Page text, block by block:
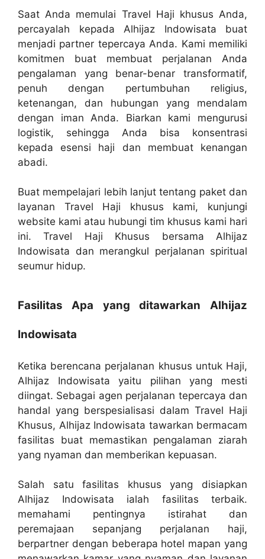
Saat Anda memulai Travel Haji khusus Anda,
percayalah kepada Alhijaz Indowisata buat
menjadi partner tepercaya Anda. Kami memiliki
komitmen buat membuat perjalanan Anda
pengalaman yang benar-benar transformatif,
penuh dengan pertumbuhan religius,
ketenangan, dan hubungan yang mendalam
dengan iman Anda. Biarkan kami mengurusi
logistik, sehingga Anda bisa konsentrasi
kepada esensi haji dan membuat kenangan
abadi.
Buat mempelajari lebih lanjut tentang paket dan
layanan Travel Haji khusus kami, kunjungi
website kami atau hubungi tim khusus kami hari
ini. Travel Haji Khusus bersama Alhijaz
Indowisata dan merangkul perjalanan spiritual
seumur hidup.
Fasilitas Apa yang ditawarkan Alhijaz
Indowisata
Ketika berencana perjalanan khusus untuk Haji,
Alhijaz Indowisata yaitu pilihan yang mesti
diingat. Sebagai agen perjalanan tepercaya dan
handal yang berspesialisasi dalam Travel Haji
Khusus, Alhijaz Indowisata tawarkan bermacam
fasilitas buat memastikan pengalaman ziarah
yang nyaman dan memberikan kepuasan.
Salah satu fasilitas khusus yang disiapkan
Alhijaz Indowisata ialah fasilitas terbaik.
memahami pentingnya istirahat dan
peremajaan sepanjang perjalanan haji,
berpartner dengan beberapa hotel mapan yang